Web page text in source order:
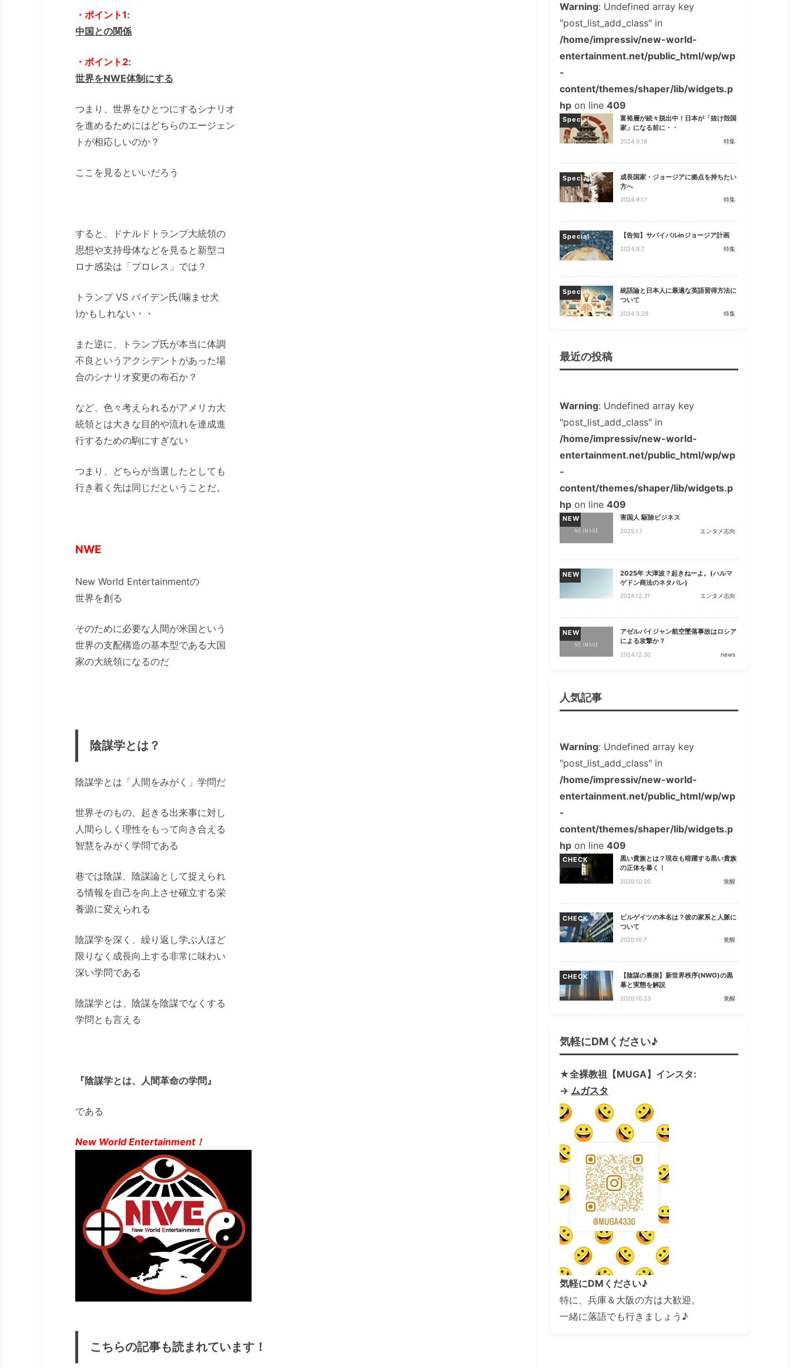
・ポイント1:
中国との関係
・ポイント2:
世界をNWE体制にする
つまり、世界をひとつにするシナリオ
を進めるためにはどちらのエージェン
トが相応しいのか？
ここを見るといいだろう
すると、ドナルドトランプ大統領の
思想や支持母体などを見ると新型コ
ロナ感染は「プロレス」では？
トランプ VS バイデン氏(噛ませ犬
)かもしれない・・
また逆に、トランプ氏が本当に体調
不良というアクシデントがあった場
合のシナリオ変更の布石か？
など、色々考えられるがアメリカ大
統領とは大きな目的や流れを達成進
行するための駒にすぎない
つまり、どちらが当選したとしても
行き着く先は同じだということだ。
NWE
New World Entertainmentの
世界を創る
そのために必要な人間が米国という
世界の支配構造の基本型である大国
家の大統領になるのだ
陰謀学とは？
陰謀学とは「人間をみがく」学問だ
世界そのもの、起きる出来事に対し
人間らしく理性をもって向き合える
智慧をみがく学問である
巷では陰謀、陰謀論として捉えられ
る情報を自己を向上させ確立する栄
養源に変えられる
陰謀学を深く、繰り返し学ぶ人ほど
限りなく成長向上する非常に味わい
深い学問である
陰謀学とは、陰謀を陰謀でなくする
学問とも言える
『陰謀学とは、人間革命の学問』
である
New World Entertainment！
こちらの記事も読まれています！
Warning: Undefined array key
"post_list_add_class" in
/home/impressiv/new-world-
entertainment.net/public_html/wp/wp
-
content/themes/shaper/lib/widgets.p
hpon line 409
Special
富裕層が続々脱出中！日本が「抜け殻国
家」になる前に・・
2024.9.18 特集
Special
成長国家・ジョージアに拠点を持ちたい
方へ
2024.9.17 特集
Special 【告知】サバイバルinジョージア計画
2024.9.7 特集
Special
統語論と日本人に最適な英語習得方法に
ついて
2024.5.29 特集
最近の投稿
Warning: Undefined array key
"post_list_add_class" in
/home/impressiv/new-world-
entertainment.net/public_html/wp/wp
-
content/themes/shaper/lib/widgets.p
hpon line 409
NEW 害国人 駆除ビジネス
2025.1.1 エンタメ志向
NEW
2025年 大津波？起きねーよ。(ハルマ
ゲドン商法のネタバレ)
2024.12.31 エンタメ志向
NEW
アゼルバイジャン航空墜落事故はロシア
による攻撃か？
2024.12.30 news
人気記事
Warning: Undefined array key
"post_list_add_class" in
/home/impressiv/new-world-
entertainment.net/public_html/wp/wp
-
content/themes/shaper/lib/widgets.p
hpon line 409
CHECK
黒い貴族とは？現在も暗躍する黒い貴族
の正体を暴く！
2020.10.20 覚醒
CHECK
ビルゲイツの本名は？彼の家系と人脈に
ついて
2020.10.7 覚醒
CHECK
【陰謀の裏側】新世界秩序(NWO)の黒
幕と実態を解説
2020.10.23 覚醒
気軽にDMください♪
★全裸教祖【MUGA】インスタ:
→ ムガスタ
気軽にDMください♪
特に、兵庫＆大阪の方は大歓迎。
一緒に落語でも行きましょう♪